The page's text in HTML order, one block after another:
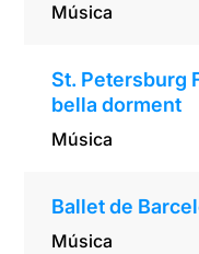
Música
St. Petersburg
bella dorment
Música
Ballet de
Música